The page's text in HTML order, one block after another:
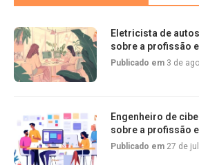
Eletricista de
sobre a profissão
Publicado em 3 de
Engenheiro de
sobre a profissão
Publicado em 27 de